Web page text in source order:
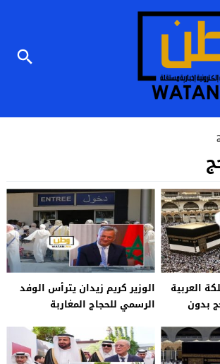
العربية
بدون
الوزير كريم زيدان يترأس الوفد
الرسمي للحجاج المغاربة